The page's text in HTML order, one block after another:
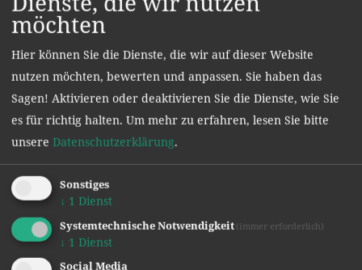
Bildungsziele
Es ist unser Ziel, die bestmögliche
Allgemeinbildung an unsere Schüler:innen
weiterzugeben, diesbezüglich fördern wir die
sprachliche, die musisch-kreative, die
geisteswissenschaftliche, die mathematisch
informationstechnologische Kompetenz.
Wir stärken nicht nur die intellektuellen
Fähigkeiten unserer Schüler:innen, sondern
wecken in ihnen auch ein positives
möchten
Hier können Sie die Dienste, die wir auf dieser Website
nutzen möchten, bewerten und anpassen. Sie haben das
Sagen! Aktivieren oder deaktivieren Sie die Dienste, wie Sie
es für richtig halten. Um mehr zu erfahren, lesen Sie bitte
unsere Datenschutzerklärung.
Sonstiges
↓ 1 Dienst
Systemtechnische Notwendigkeit (immer erforderlich)
↓ 1 Dienst
Social Media